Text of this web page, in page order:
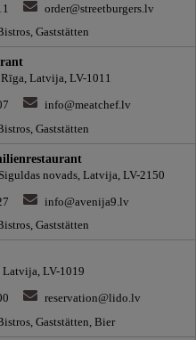
order@streetburgers.lv
Gaststätten
Latvija, LV-1011
info@meatchef.lv
Gaststätten
novads, Latvija, LV-2150
info@avenija9.lv
Gaststätten
Latvija, LV-1019
reservation@lido.lv
Gaststätten, Bier